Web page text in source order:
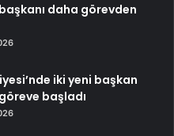
başkanı daha görevden
iki yeni başkan
başladı